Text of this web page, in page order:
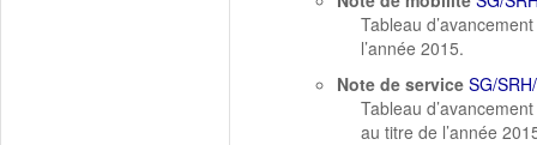
Tableau
l’année 2015.
Note de service SG/
Tableau
au titre de l’année